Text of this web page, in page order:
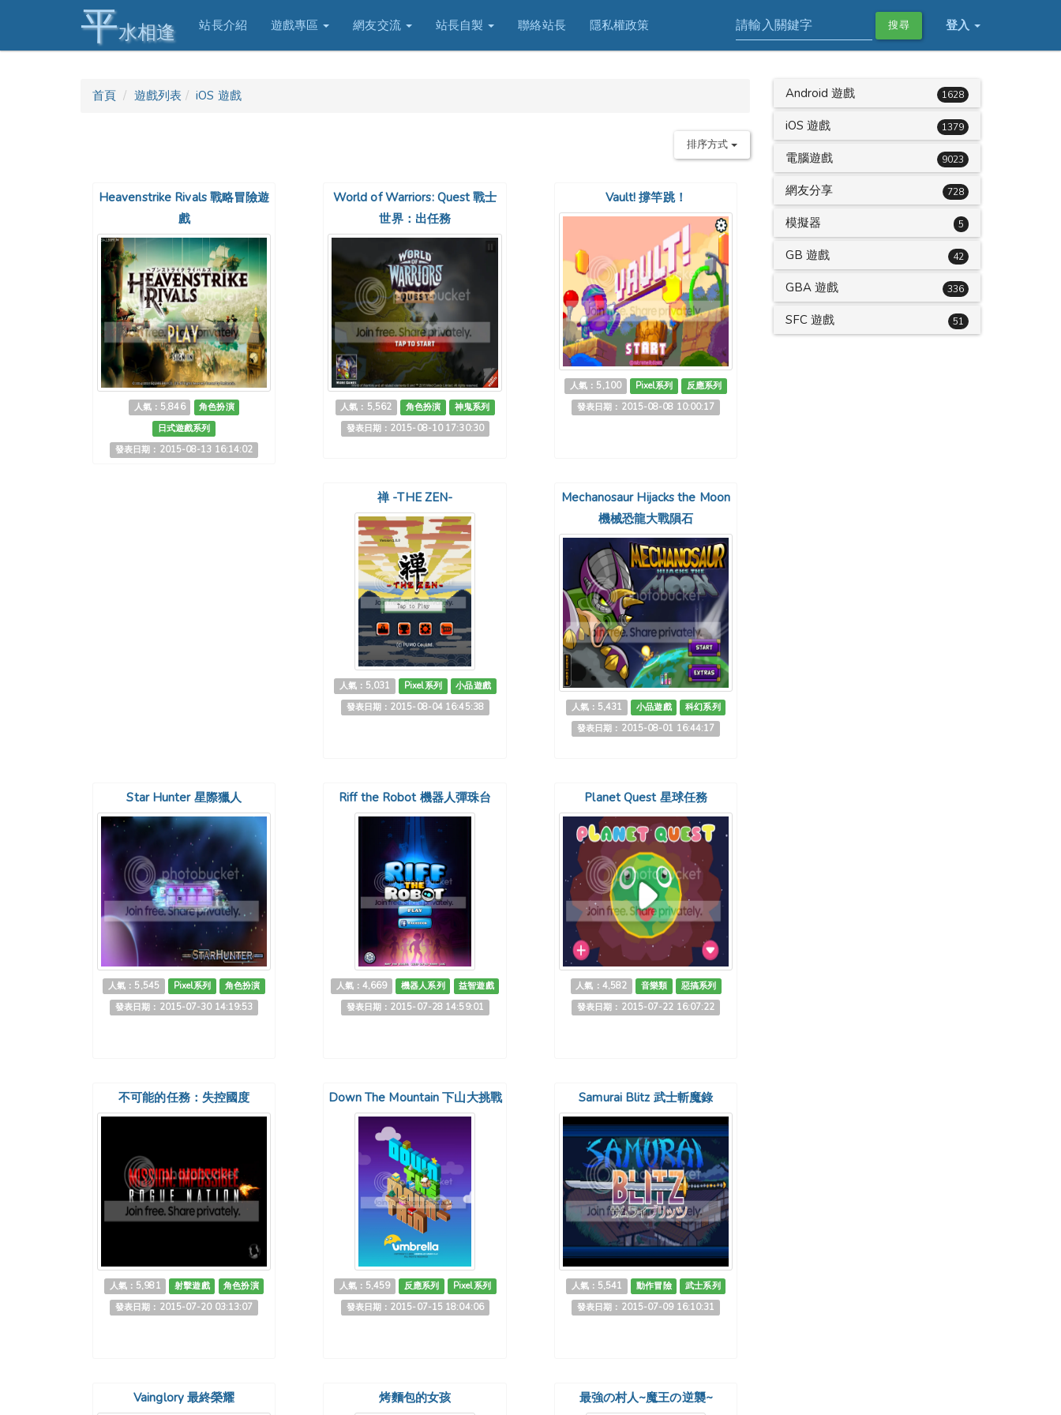
平水相逢 站長介紹 遊戲專區 網友交流 站長自製 聯絡站長 隱私權政策 登入
搜尋
首頁 遊戲列表 iOS 遊戲
排序方式
Heavenstrike Rivals 戰略冒險遊
戲
人氣：5,846
角色扮演
日式遊戲系列
發表日期：2015-08-13 16:14:02
World of Warriors: Quest 戰士
世界：出任務
人氣：5,562 角色扮演
神鬼系列
發表日期：2015-08-10 17:30:30
Vault! 撐竿跳！
人氣：5,100 Pixel系列
反應系列
發表日期：2015-08-08 10:00:17
禅 -THE ZEN-
人氣：5,031 Pixel系列
小品遊戲
發表日期：2015-08-04 16:45:38
Mechanosaur Hijacks the Moon
機械恐龍大戰隕石
人氣：5,431 小品遊戲
科幻系列
發表日期：2015-08-01 16:44:17
Star Hunter 星際獵人
人氣：5,545 Pixel系列
角色扮演
發表日期：2015-07-30 14:19:53
Riff the Robot 機器人彈珠台
人氣：4,669 機器人系列
益智遊戲
發表日期：2015-07-28 14:59:01
Planet Quest 星球任務
人氣：4,582 音樂類
惡搞系列
發表日期：2015-07-22 16:07:22
不可能的任務：失控國度
人氣：5,981 射擊遊戲
角色扮演
發表日期：2015-07-20 03:13:07
Down The Mountain 下山大挑戰
人氣：5,459 反應系列
Pixel系列
發表日期：2015-07-15 18:04:06
Samurai Blitz 武士斬魔錄
人氣：5,541 動作冒險
武士系列
發表日期：2015-07-09 16:10:31
Vainglory 最終榮耀 烤麵包的女孩 最強の村人~魔王の逆襲~
Android 遊戲 1628
iOS 遊戲 1379
電腦遊戲 9023
網友分享 728
模擬器 5
GB 遊戲 42
GBA 遊戲 336
SFC 遊戲 51